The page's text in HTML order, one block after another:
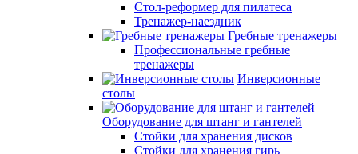
Стол-реформер для пилатеса
Тренажер-наездник
Гребные тренажеры
Профессиональные гребные
тренажеры
Инверсионные
столы
Оборудование для штанг и гантелей
Стойки для хранения дисков
Стойки для хранения гирь